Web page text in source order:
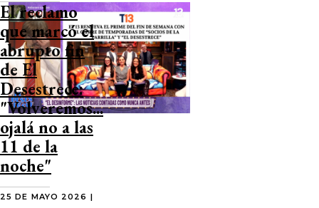
El reclamo
que marcó el
abrupto fin
de El
Desestrece:
"Volveremos...
ojalá no a las
11 de la
noche"
25 DE MAYO 2026 |